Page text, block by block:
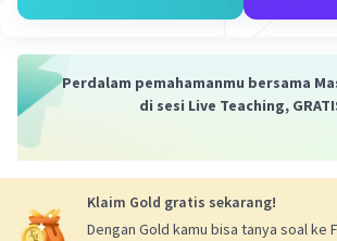
Beri Rating
Iklan
Perdalam pemahamanmu bersama
di sesi Live Teaching,
Klaim Gold gratis sekarang!
Dengan Gold kamu bisa tanya soal ke